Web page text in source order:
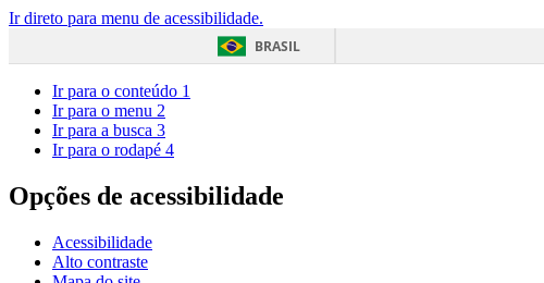
Ir direto para menu de acessibilidade.
BRASIL
Ir para o conteúdo 1
Ir para o menu 2
Ir para a busca 3
Ir para o rodapé 4
Opções de acessibilidade
Acessibilidade
Alto contraste